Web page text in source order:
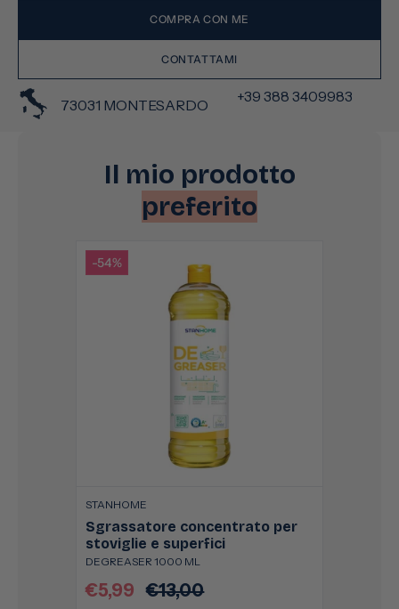
COMPRA CON ME
CONTATTAMI
73031 MONTESARDO +39 388 3409983
Il mio prodotto
preferito
-54%
STANHOME
Sgrassatore concentrato per
stoviglie e superfici
DEGREASER 1000 ML
Prezzo
€5,99
Prezzo
€13,00